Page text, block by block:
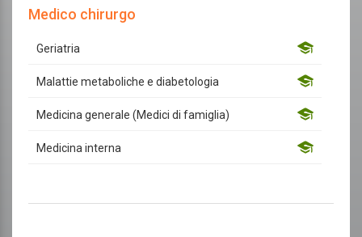
Medico chirurgo
Geriatria
Malattie metaboliche e diabetologia
Medicina generale (Medici di famiglia)
Medicina interna